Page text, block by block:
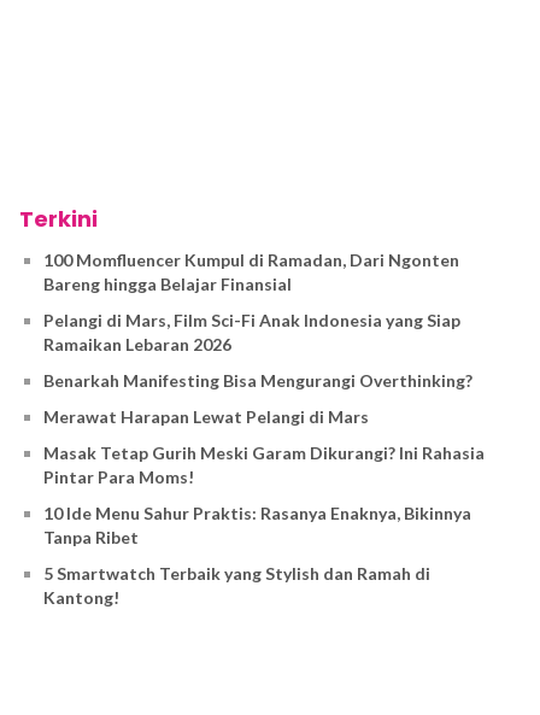
Terkini
100 Momfluencer Kumpul di Ramadan, Dari Ngonten
Bareng hingga Belajar Finansial
Pelangi di Mars, Film Sci-Fi Anak Indonesia yang Siap
Ramaikan Lebaran 2026
Benarkah Manifesting Bisa Mengurangi Overthinking?
Merawat Harapan Lewat Pelangi di Mars
Masak Tetap Gurih Meski Garam Dikurangi? Ini Rahasia
Pintar Para Moms!
10 Ide Menu Sahur Praktis: Rasanya Enaknya, Bikinnya
Tanpa Ribet
5 Smartwatch Terbaik yang Stylish dan Ramah di
Kantong!